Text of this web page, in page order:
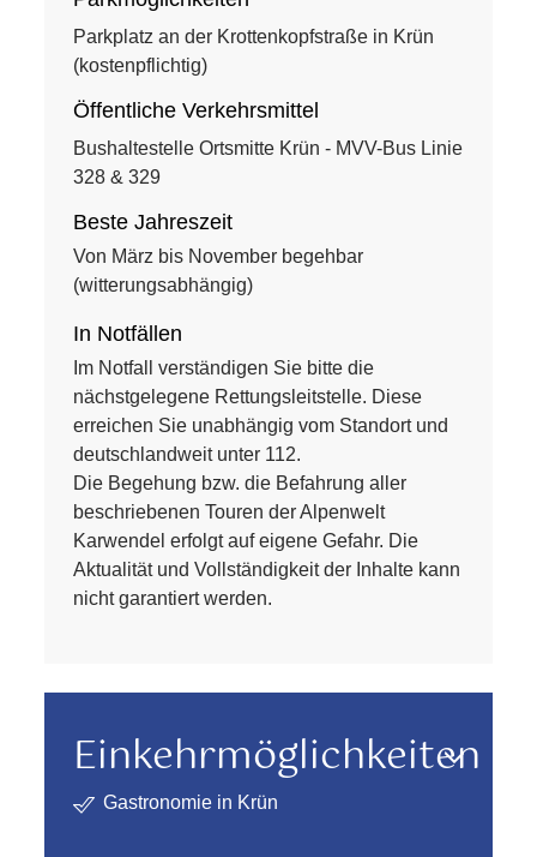
Parkplatz an der Krottenkopfstraße in Krün
(kostenpflichtig)
Öffentliche Verkehrsmittel
Bushaltestelle Ortsmitte Krün - MVV-Bus Linie
328 & 329
Beste Jahreszeit
Von März bis November begehbar
(witterungsabhängig)
In Notfällen
Im Notfall verständigen Sie bitte die
nächstgelegene Rettungsleitstelle. Diese
erreichen Sie unabhängig vom Standort und
deutschlandweit unter 112.
Die Begehung bzw. die Befahrung aller
beschriebenen Touren der Alpenwelt
Karwendel erfolgt auf eigene Gefahr. Die
Aktualität und Vollständigkeit der Inhalte kann
nicht garantiert werden.
Einkehrmöglichkeiten
Gastronomie in Krün